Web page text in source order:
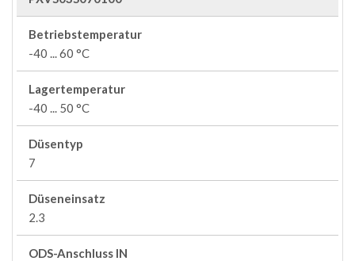
Betriebstemperatur
-40 ... 60 °C
Lagertemperatur
-40 ... 50 °C
Düsentyp
7
Düseneinsatz
2.3
ODS-Anschluss IN